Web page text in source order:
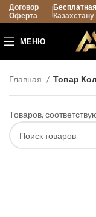
Договор
Оферта
Бесплатная
МЕНЮ
Главная Товар
Товаров,